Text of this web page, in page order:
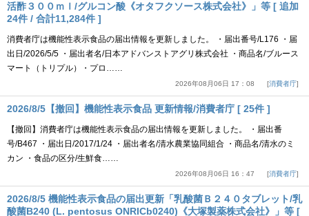
活酢３００ｍｌ/グルコン酸《オタフクソース株式会社》」等 [ 追加
24件 / 合計11,284件 ]
消費者庁は機能性表示食品の届出情報を更新しました。 ・届出番号/L176 ・届
出日/2026/5/5 ・届出者名/日本アドバンストアグリ株式会社 ・商品名/ブルース
マート（トリプル）・プロ……
2026年08月06日 17：08 消費者庁
2026/8/5【撤回】機能性表示食品 更新情報/消費者庁 [ 25件 ]
【撤回】消費者庁は機能性表示食品の届出情報を更新しました。 ・届出番
号/B467 ・届出日/2017/1/24 ・届出者名/清水農業協同組合 ・商品名/清水のミ
カン ・食品の区分/生鮮食……
2026年08月06日 16：47 消費者庁
2026/8/5 機能性表示食品の届出更新「乳酸菌Ｂ２４０タブレット/乳
酸菌B240 (L. pentosus ONRICb0240)《大塚製薬株式会社》」等 [